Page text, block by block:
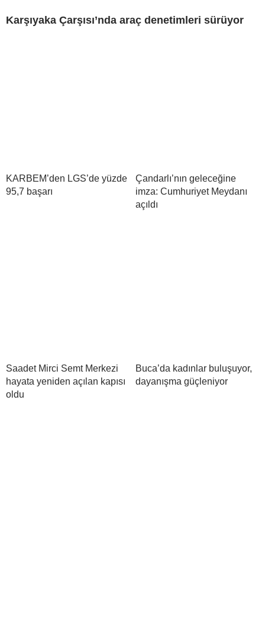
Karşıyaka Çarşısı’nda araç denetimleri sürüyor
KARBEM’den LGS’de yüzde
95,7 başarı
Çandarlı’nın geleceğine
imza: Cumhuriyet Meydanı
açıldı
Saadet Mirci Semt Merkezi
hayata yeniden açılan kapısı
oldu
Buca’da kadınlar buluşuyor,
dayanışma güçleniyor